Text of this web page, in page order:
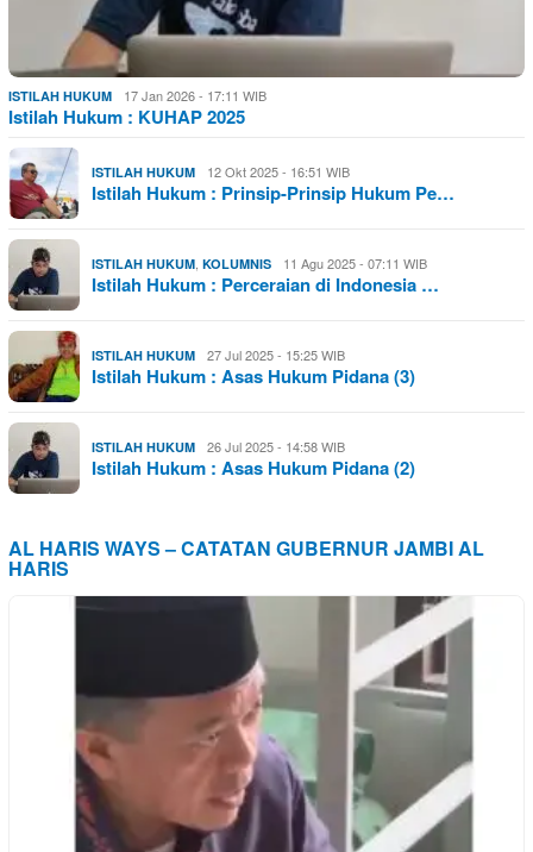
ISTILAH HUKUM 17 Jan 2026 - 17:11 WIB
Istilah Hukum : KUHAP 2025
ISTILAH HUKUM 12 Okt 2025 - 16:51 WIB
Istilah Hukum : Prinsip-Prinsip Hukum Pe…
ISTILAH HUKUM, KOLUMNIS 11 Agu 2025 - 07:11 WIB
Istilah Hukum : Perceraian di Indonesia …
ISTILAH HUKUM 27 Jul 2025 - 15:25 WIB
Istilah Hukum : Asas Hukum Pidana (3)
ISTILAH HUKUM 26 Jul 2025 - 14:58 WIB
Istilah Hukum : Asas Hukum Pidana (2)
AL HARIS WAYS – CATATAN GUBERNUR JAMBI AL
HARIS